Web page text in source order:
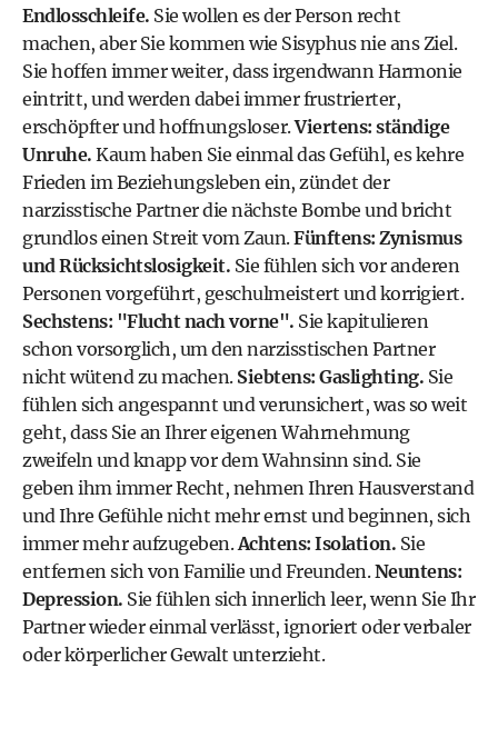
Endlosschleife. Sie wollen es der Person recht
machen, aber Sie kommen wie Sisyphus nie ans Ziel.
Sie hoffen immer weiter, dass irgendwann Harmonie
eintritt, und werden dabei immer frustrierter,
erschöpfter und hoffnungsloser.Viertens: ständige
Unruhe. Kaum haben Sie einmal das Gefühl, es kehre
Frieden im Beziehungsleben ein, zündet der
narzisstische Partner die nächste Bombe und bricht
grundlos einen Streit vom Zaun.Fünftens: Zynismus
und Rücksichtslosigkeit. Sie fühlen sich vor anderen
Personen vorgeführt, geschulmeistert und korrigiert.
Sechstens: "Flucht nach vorne". Sie kapitulieren
schon vorsorglich, um den narzisstischen Partner
nicht wütend zu machen. Siebtens: Gaslighting. Sie
fühlen sich angespannt und verunsichert, was so weit
geht, dass Sie an Ihrer eigenen Wahrnehmung
zweifeln und knapp vor dem Wahnsinn sind. Sie
geben ihm immer Recht, nehmen Ihren Hausverstand
und Ihre Gefühle nicht mehr ernst und beginnen, sich
immer mehr aufzugeben.Achtens: Isolation. Sie
entfernen sich von Familie und Freunden.Neuntens:
Depression. Sie fühlen sich innerlich leer, wenn Sie Ihr
Partner wieder einmal verlässt, ignoriert oder verbaler
oder körperlicher Gewalt unterzieht.